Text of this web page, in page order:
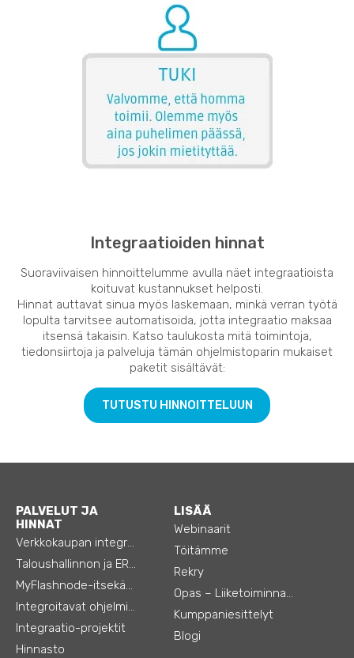
Integraatioiden hinnat
Suoraviivaisen hinnoittelumme avulla näet integraatioista
koituvat kustannukset helposti.
Hinnat auttavat sinua myös laskemaan, minkä verran työtä
lopulta tarvitsee automatisoida, jotta integraatio maksaa
itsensä takaisin. Katso taulukosta mitä toimintoja,
tiedonsiirtoja ja palveluja tämän ohjelmistoparin mukaiset
paketit sisältävät:
TUTUSTU HINNOITTELUUN
PALVELUT JA
HINNAT
Verkkokaupan integraatiot
Taloushallinnon ja ERP:n integraatiot
MyFlashnode-itsekäyttö-automaatio
Integroitavat ohjelmistot
Integraatio-projektit
Hinnasto
LISÄÄ
Webinaarit
Töitämme
Rekry
Opas – Liiketoiminnan tehostamiseen
Kumppaniesittelyt
Blogi